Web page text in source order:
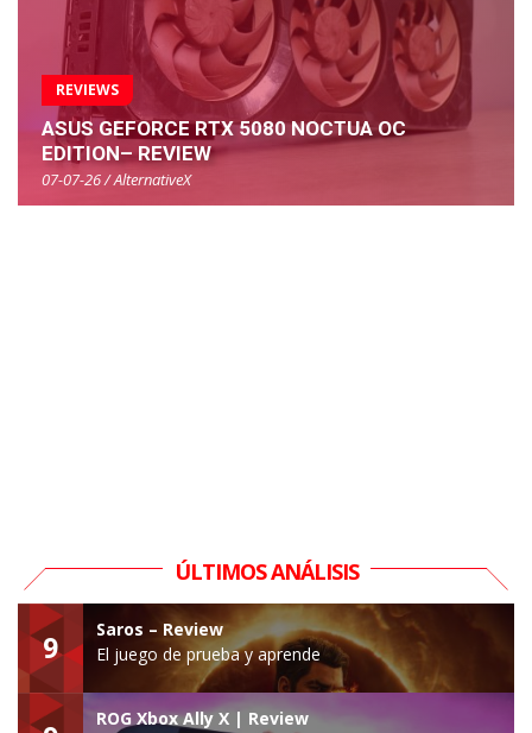
REVIEWS
ASUS GEFORCE RTX 5080 NOCTUA OC
EDITION– REVIEW
07-07-26 / AlternativeX
ÚLTIMOS ANÁLISIS
9
Saros – Review
El juego de prueba y aprende
ROG Xbox Ally X | Review